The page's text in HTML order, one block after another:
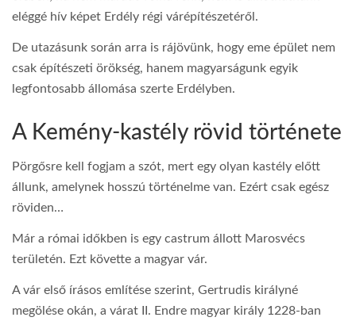
eléggé hív képet Erdély régi várépítészetéről.
De utazásunk során arra is rájövünk, hogy eme épület nem
csak építészeti örökség, hanem magyarságunk egyik
legfontosabb állomása szerte Erdélyben.
A Kemény-kastély rövid története
Pörgősre kell fogjam a szót, mert egy olyan kastély előtt
állunk, amelynek hosszú történelme van. Ezért csak egész
röviden…
Már a római időkben is egy castrum állott Marosvécs
területén. Ezt követte a magyar vár.
A vár első írásos említése szerint, Gertrudis királyné
megölése okán, a várat II. Endre magyar király 1228-ban